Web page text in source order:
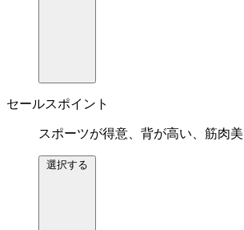
セールスポイント
スポーツが得意、背が高い、筋肉美
選択する